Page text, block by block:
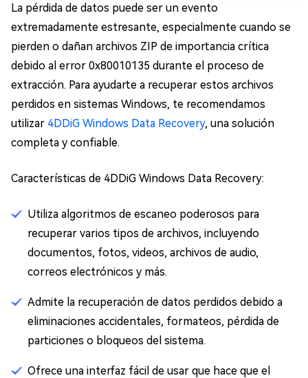
La pérdida de datos puede ser un evento
extremadamente estresante, especialmente cuando se
pierden o dañan archivos ZIP de importancia crítica
debido al error 0x80010135 durante el proceso de
extracción. Para ayudarte a recuperar estos archivos
perdidos en sistemas Windows, te recomendamos
utilizar 4DDiG Windows Data Recovery, una solución
completa y confiable.
Características de 4DDiG Windows Data Recovery:
Utiliza algoritmos de escaneo poderosos para
recuperar varios tipos de archivos, incluyendo
documentos, fotos, videos, archivos de audio,
correos electrónicos y más.
Admite la recuperación de datos perdidos debido a
eliminaciones accidentales, formateos, pérdida de
particiones o bloqueos del sistema.
Ofrece una interfaz fácil de usar que hace que el